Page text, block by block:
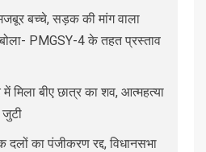
बच्चे, सड़क की मांग वाला
PMGSY-4 के तहत प्रस्ताव
मिला बीए छात्र का शव, आत्महत्या
दलों का पंजीकरण रद्द, विधानसभा